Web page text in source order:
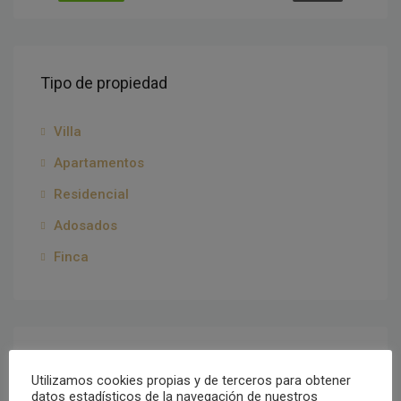
Tipo de propiedad
Villa
Apartamentos
Residencial
Adosados
Finca
Utilizamos cookies propias y de terceros para obtener
datos estadísticos de la navegación de nuestros